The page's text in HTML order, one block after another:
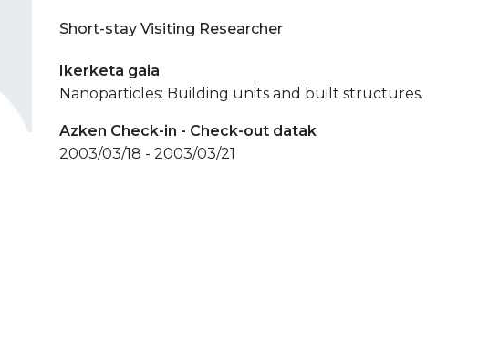
Short-stay Visiting Researcher
Ikerketa gaia
Nanoparticles: Building units and built structures.
Azken Check-in - Check-out datak
2003/03/18 - 2003/03/21